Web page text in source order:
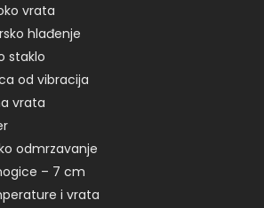
vrata
hlađenje
staklo
od vibracija
vrata
odmrzavanje
– 7 cm
i vrata